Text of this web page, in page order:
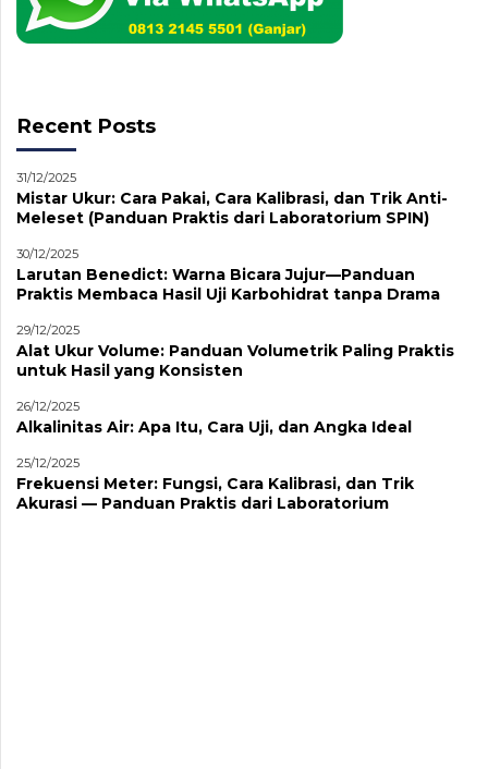
Recent Posts
31/12/2025
Mistar Ukur: Cara Pakai, Cara Kalibrasi, dan Trik Anti-
Meleset (Panduan Praktis dari Laboratorium SPIN)
30/12/2025
Larutan Benedict: Warna Bicara Jujur—Panduan
Praktis Membaca Hasil Uji Karbohidrat tanpa Drama
29/12/2025
Alat Ukur Volume: Panduan Volumetrik Paling Praktis
untuk Hasil yang Konsisten
26/12/2025
Alkalinitas Air: Apa Itu, Cara Uji, dan Angka Ideal
25/12/2025
Frekuensi Meter: Fungsi, Cara Kalibrasi, dan Trik
Akurasi — Panduan Praktis dari Laboratorium